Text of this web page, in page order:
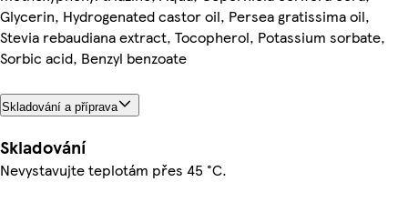
Glycerin, Hydrogenated castor oil, Persea gratissima oil,
Stevia rebaudiana extract, Tocopherol, Potassium sorbate,
Sorbic acid, Benzyl benzoate
Skladování a příprava
Skladování
Nevystavujte teplotám přes 45 °C.